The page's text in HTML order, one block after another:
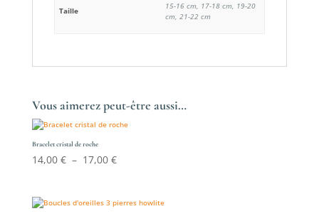
Taille
15-16 cm, 17-18 cm, 19-20
cm, 21-22 cm
Vous aimerez peut-être aussi…
Bracelet cristal de roche
14,00 € – 17,00 €Plage
14,00 €